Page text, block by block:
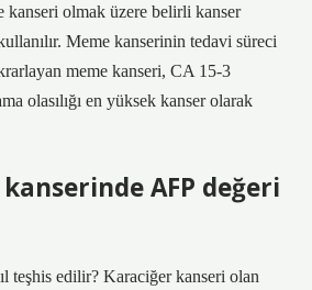
kanseri olmak üzere belirli kanser
Meme kanserinin tedavi süreci
meme kanseri, CA 15-3
olasılığı en yüksek kanser olarak
AFP değeri
teşhis edilir? Karaciğer kanseri olan